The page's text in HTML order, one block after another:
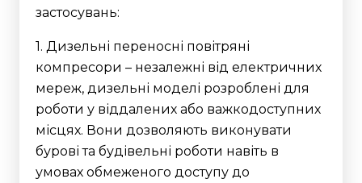
застосувань:
1. Дизельні переносні повітряні
компресори – незалежні від електричних
мереж, дизельні моделі розроблені для
роботи у віддалених або важкодоступних
місцях. Вони дозволяють виконувати
бурові та будівельні роботи навіть в
умовах обмеженого доступу до